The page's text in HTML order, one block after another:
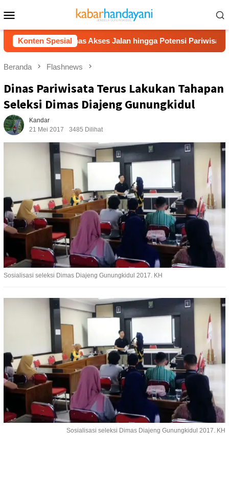
ke
kontenMobile
Konten Spesial
Bahas Akses Jalan hingga Potensi Pariwisata Film
Beranda Flashnews
Dinas Pariwisata Terus Lakukan Tahapan
Seleksi Dimas Diajeng Gunungkidul
Kandar
21 Mei 2017
3485 Dilihat
Sosialisasi seleksi Dimas Diajeng Gunungkidul 2017. KH
Sosialisasi seleksi Dimas Diajeng Gunungkidul 2017. KH